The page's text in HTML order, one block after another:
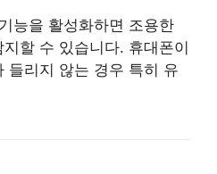
능을 활성화하면 조용한
할 수 있습니다. 휴대폰이
들리지 않는 경우 특히 유